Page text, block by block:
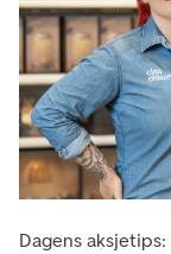
Dagens aksjetips: